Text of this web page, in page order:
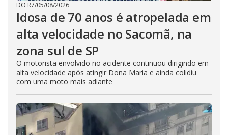
DO R7/05/08/2026
Idosa de 70 anos é atropelada em
alta velocidade no Sacomã, na
zona sul de SP
O motorista envolvido no acidente continuou dirigindo em
alta velocidade após atingir Dona Maria e ainda colidiu
com uma moto mais adiante